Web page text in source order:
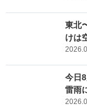
東北
けは
今日
雷雨